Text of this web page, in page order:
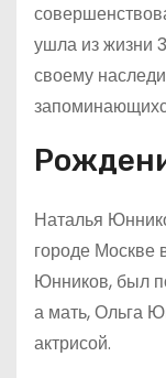
ушла из жизни
своему
Наталья
городе Москве
Юнников, был
а мать, Ольга
актрисой.